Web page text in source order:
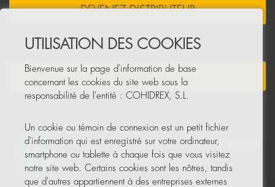
DEVENEZ DISTRIBUTEUR
NEWSLETTER
UTILISATION DES COOKIES
Bienvenue sur la page d'information de base
concernant les cookies du site web sous la
responsabilité de l'entité : COHIDREX, S.L.
Un cookie ou témoin de connexion est un petit fichier
d'information qui est enregistré sur votre ordinateur,
smartphone ou tablette à chaque fois que vous visitez
notre site web. Certains cookies sont les nôtres, tandis
que d'autres appartiennent à des entreprises externes